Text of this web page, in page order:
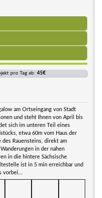
pro Tag ab: 45€
am Ortseingang von Stadt
und steht Ihnen von April bis
sich im unteren Teil eines
etwa 60m vom Haus der
Rauensteins, direkt am
in der nahen
in die hintere Sächsische
ist in 5 min erreichbar und